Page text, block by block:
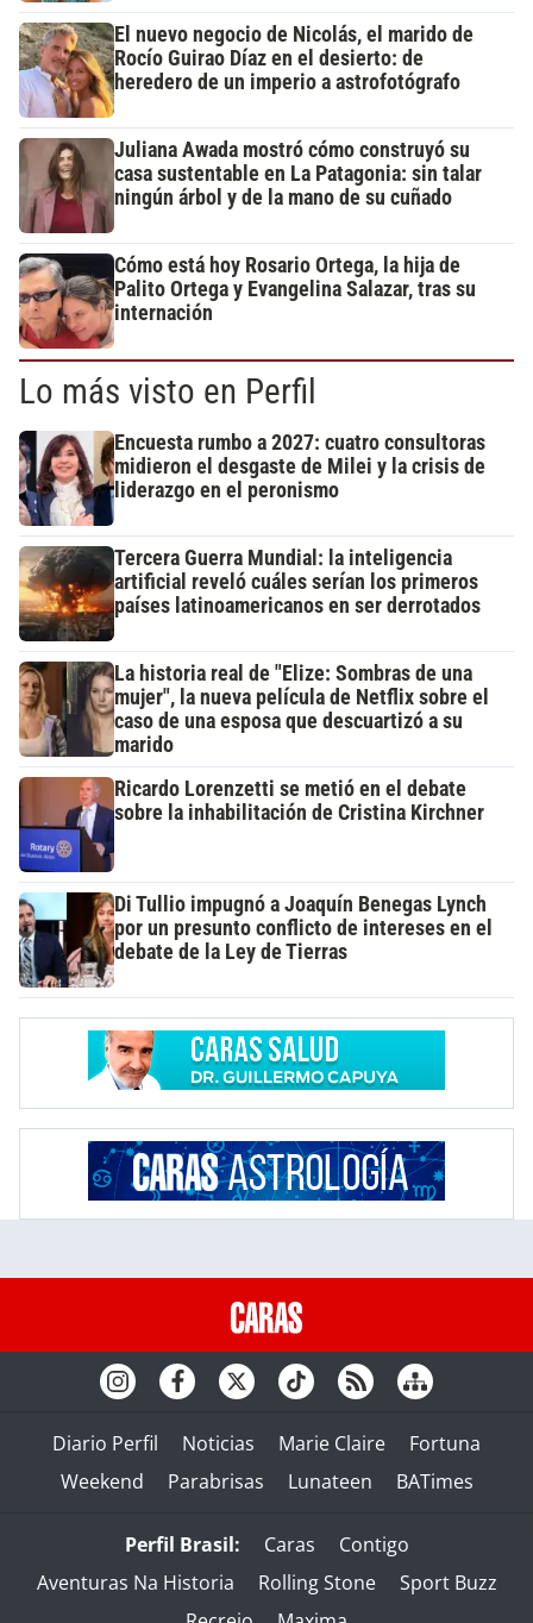
El nuevo negocio de Nicolás, el marido de
Rocío Guirao Díaz en el desierto: de
heredero de un imperio a astrofotógrafo
Juliana Awada mostró cómo construyó su
casa sustentable en La Patagonia: sin talar
ningún árbol y de la mano de su cuñado
Cómo está hoy Rosario Ortega, la hija de
Palito Ortega y Evangelina Salazar, tras su
internación
Lo más visto en Perfil
Encuesta rumbo a 2027: cuatro consultoras
midieron el desgaste de Milei y la crisis de
liderazgo en el peronismo
Tercera Guerra Mundial: la inteligencia
artificial reveló cuáles serían los primeros
países latinoamericanos en ser derrotados
La historia real de "Elize: Sombras de una
mujer", la nueva película de Netflix sobre el
caso de una esposa que descuartizó a su
marido
Ricardo Lorenzetti se metió en el debate
sobre la inhabilitación de Cristina Kirchner
Di Tullio impugnó a Joaquín Benegas Lynch
por un presunto conflicto de intereses en el
debate de la Ley de Tierras
Diario Perfil Noticias Marie Claire
Fortuna
Weekend
Parabrisas Lunateen BATimes
Perfil Brasil: Caras
Contigo
Aventuras Na Historia
Rolling Stone
Sport Buzz